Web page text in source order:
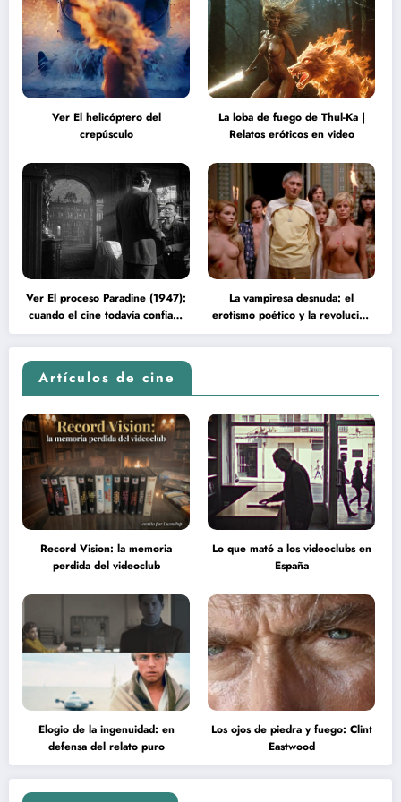
Ver El helicóptero del
crepúsculo
La loba de fuego de Thul-Ka |
Relatos eróticos en video
Ver El proceso Paradine (1947):
cuando el cine todavía confiaba
en la inteligencia del espectador
La vampiresa desnuda: el
erotismo poético y la revolución
psicodélica de Jean Rollin
Artículos de cine
Record Vision: la memoria
perdida del videoclub
Lo que mató a los videoclubs en
España
Elogio de la ingenuidad: en
defensa del relato puro
Los ojos de piedra y fuego: Clint
Eastwood